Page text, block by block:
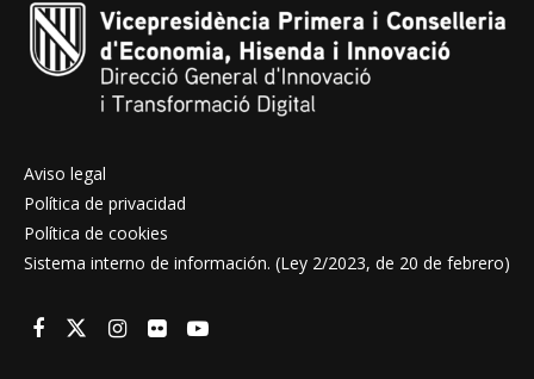
Aviso legal
Política de privacidad
Política de cookies
Sistema interno de información. (Ley 2/2023, de 20 de febrero)